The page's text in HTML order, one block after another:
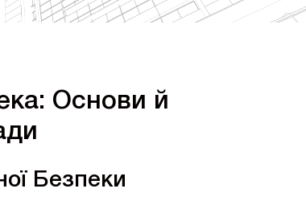
Основи й
Безпеки